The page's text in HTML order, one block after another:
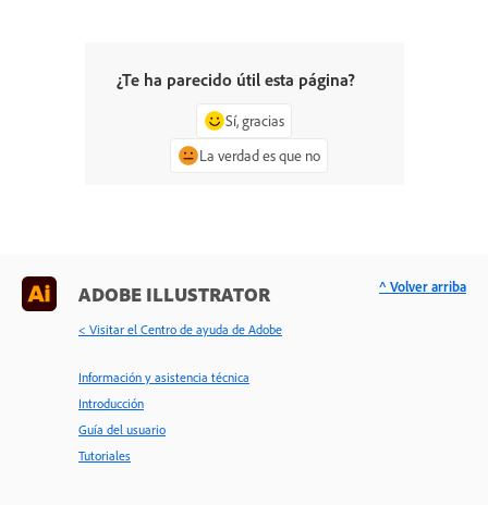
¿Te ha parecido útil esta página?
Sí, gracias
La verdad es que no
ADOBE ILLUSTRATOR
< Visitar el Centro de ayuda de Adobe
Información y asistencia técnica
Introducción
Guía del usuario
Tutoriales
^ Volver arriba